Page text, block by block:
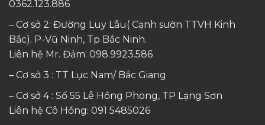
0362.123.886
– Cơ sở 2: Đường Luy Lâu( Cạnh sườn TTVH Kinh
Bắc). P-Vũ Ninh, Tp Bắc Ninh.
Liên hệ Mr. Đảm: 098.9923.586
– Cơ sở 3 : TT Lục Nam/ Bắc Giang
– Cơ sở 4 : Số 55 Lê Hồng Phong, TP Lạng Sơn
Liên hệ Cô Hồng: 091 5485026